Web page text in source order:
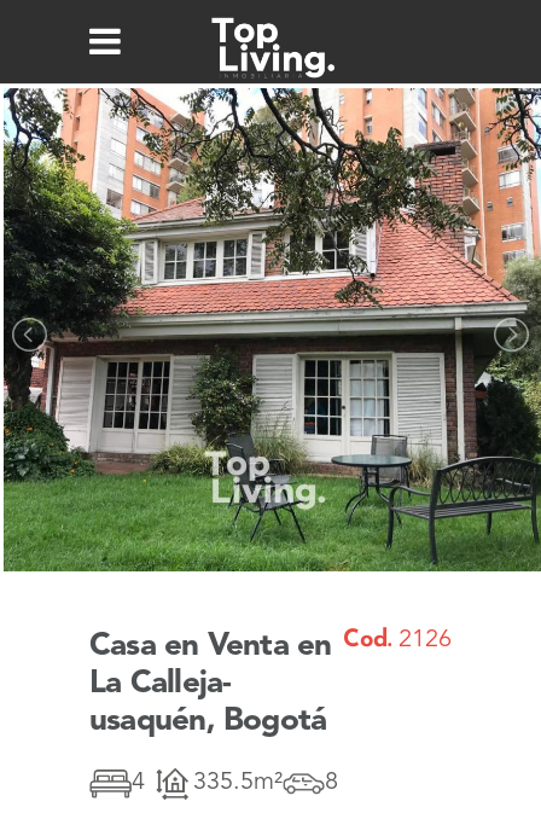
Casa en Venta en
La Calleja-
usaquén, Bogotá
Cod. 2126
4 335.5m² 8
Nombre*
Email*
Teléfono
Mensaje